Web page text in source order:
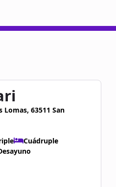
Lomas, 63511 San
Cuádruple